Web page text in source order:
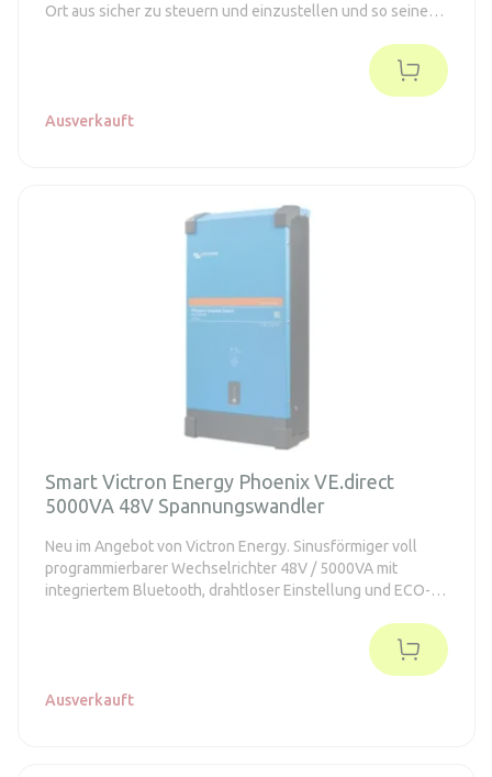
Ort aus sicher zu steuern und einzustellen und so seine
Ausverkauft
Smart Victron Energy Phoenix VE.direct
5000VA 48V Spannungswandler
Neu im Angebot von Victron Energy. Sinusförmiger voll
programmierbarer Wechselrichter 48V / 5000VA mit
integriertem Bluetooth, drahtloser Einstellung und ECO-
Ausverkauft